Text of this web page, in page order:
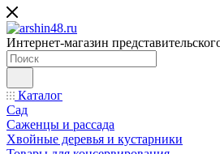
Интернет-магазин
Каталог
Сад
Саженцы и рассада
Хвойные деревья и кустарники